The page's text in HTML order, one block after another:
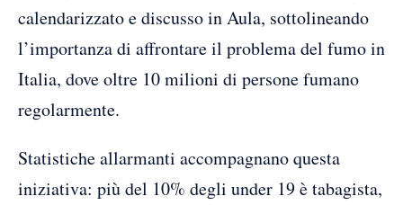
calendarizzato e discusso in Aula, sottolineando
l’importanza di affrontare il problema del fumo in
Italia, dove oltre 10 milioni di persone fumano
regolarmente.
Statistiche allarmanti accompagnano questa
iniziativa: più del 10% degli under 19 è tabagista,